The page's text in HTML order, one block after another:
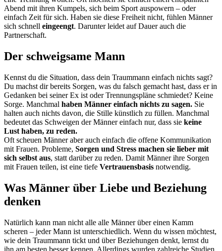
Abend mit ihren Kumpels, sich beim Sport auspowern – oder
einfach Zeit für sich. Haben sie diese Freiheit nicht, fühlen Männer
sich schnell eingeengt. Darunter leidet auf Dauer auch die
Partnerschaft.
Der schweigsame Mann
Kennst du die Situation, dass dein Traummann einfach nichts sagt?
Du machst dir bereits Sorgen, was du falsch gemacht hast, dass er in
Gedanken bei seiner Ex ist oder Trennungspläne schmiedet? Keine
Sorge. Manchmal haben Männer einfach nichts zu sagen. Sie
halten auch nichts davon, die Stille künstlich zu füllen. Manchmal
bedeutet das Schweigen der Männer einfach nur, dass sie keine
Lust haben, zu reden.
Oft scheuen Männer aber auch einfach die offene Kommunikation
mit Frauen. Probleme, Sorgen und Stress machen sie lieber mit
sich selbst aus, statt darüber zu reden. Damit Männer ihre Sorgen
mit Frauen teilen, ist eine tiefe Vertrauensbasis notwendig.
Was Männer über Liebe und Beziehung
denken
Natürlich kann man nicht alle alle Männer über einen Kamm
scheren – jeder Mann ist unterschiedlich. Wenn du wissen möchtest,
wie dein Traummann tickt und über Beziehungen denkt, lernst du
ihn am besten besser kennen. Allerdings wurden zahlreiche Studien